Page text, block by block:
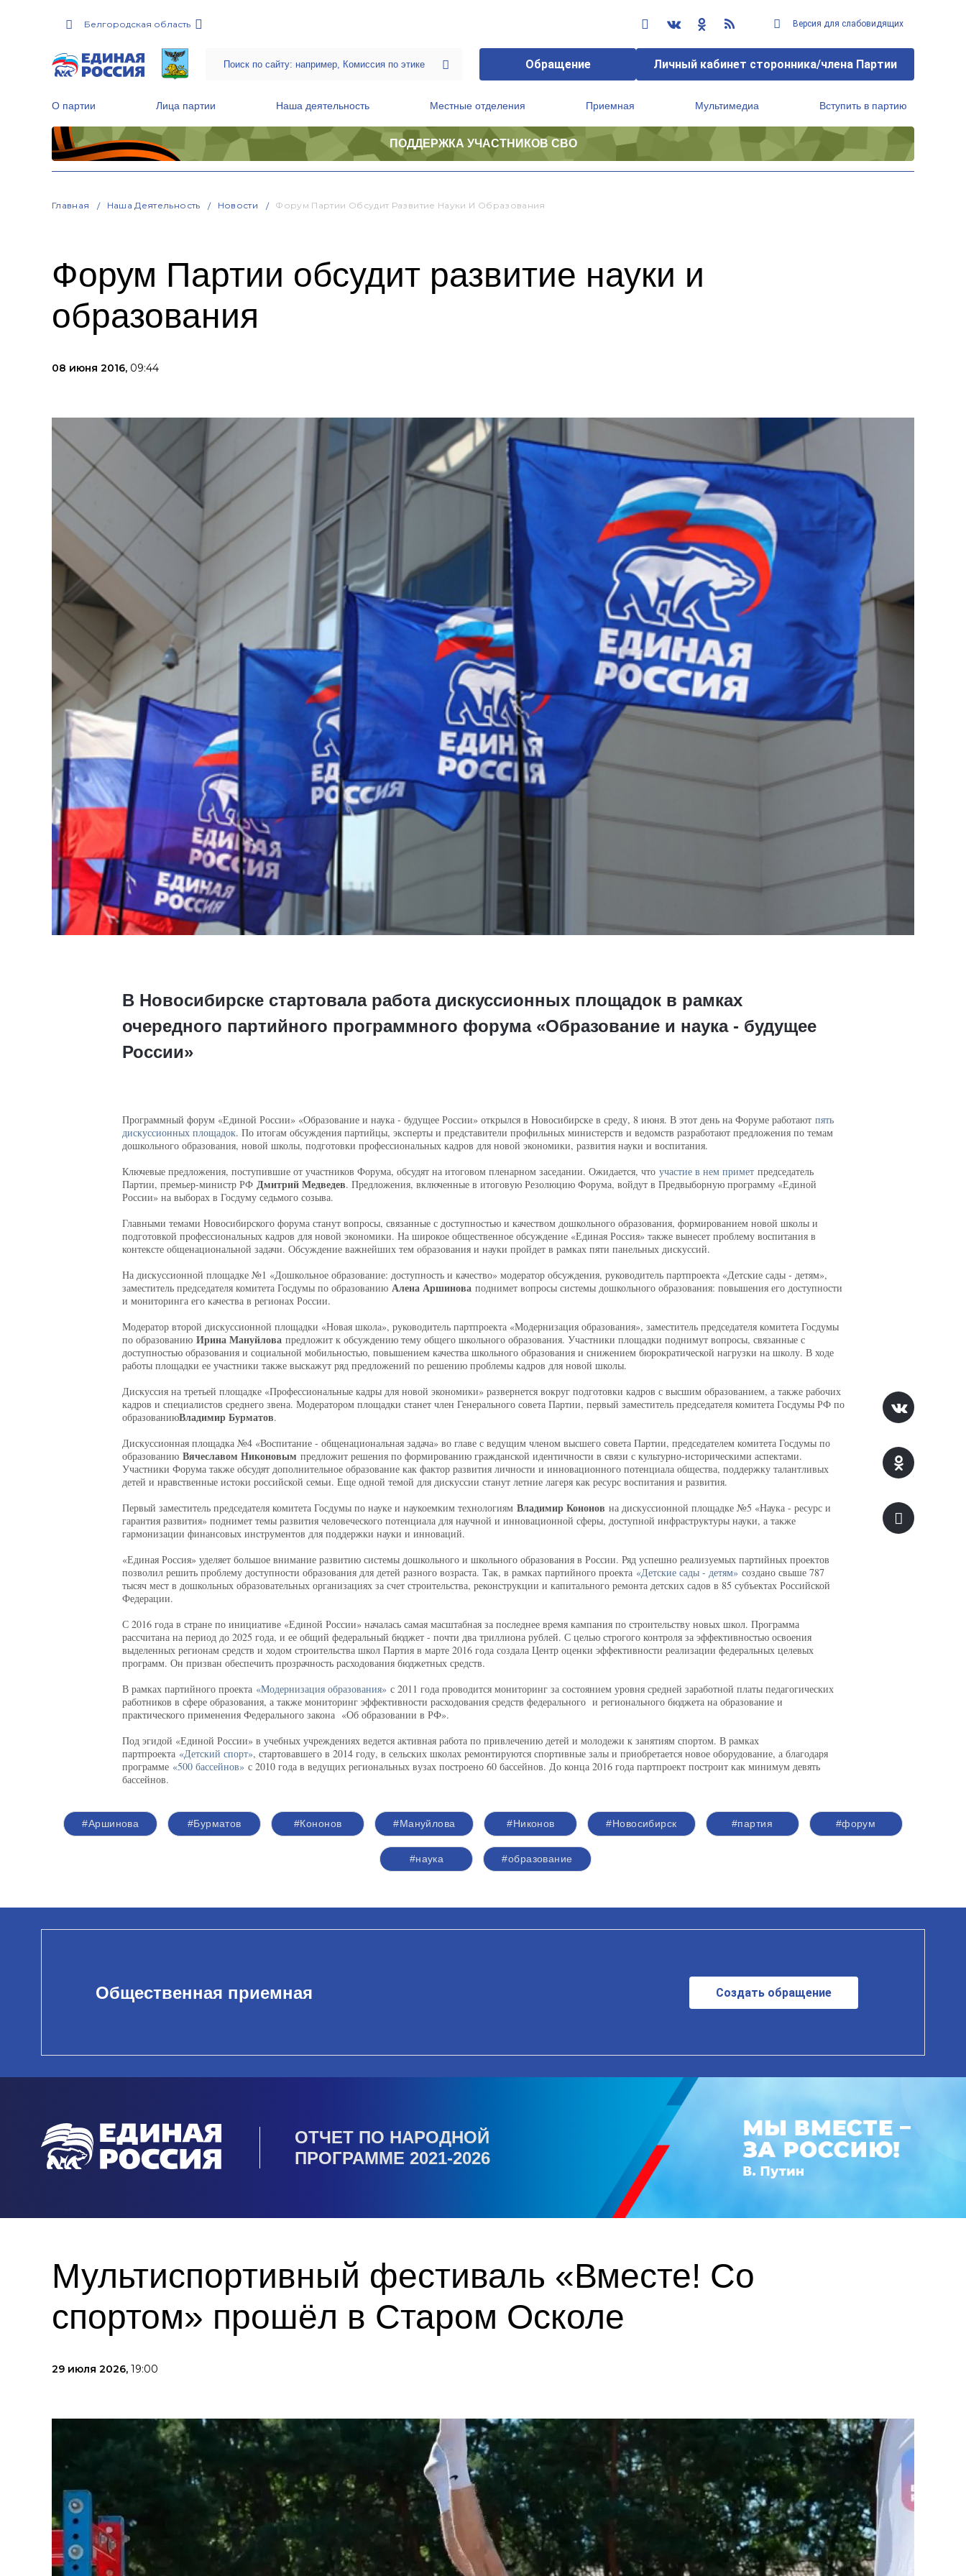
Белгородская область Версия для слабовидящих
Обращение Личный кабинет сторонника/члена Партии
О партии Лица партии Наша деятельность Местные отделения Приемная Мультимедиа Вступить в партию
ПОДДЕРЖКА УЧАСТНИКОВ СВО
Главная Наша Деятельность Новости Форум Партии Обсудит Развитие Науки И Образования
Форум Партии обсудит развитие науки и
образования
08 июня 2016, 09:44
В Новосибирске стартовала работа дискуссионных площадок в рамках
очередного партийного программного форума «Образование и наука - будущее
России»
Программный форум «Единой России» «Образование и наука - будущее России» открылся в Новосибирске в среду, 8 июня. В этот день на Форуме работают пять
дискуссионных площадок. По итогам обсуждения партийцы, эксперты и представители профильных министерств и ведомств разработают предложения по темам
дошкольного образования, новой школы, подготовки профессиональных кадров для новой экономики, развития науки и воспитания.
Ключевые предложения, поступившие от участников Форума, обсудят на итоговом пленарном заседании. Ожидается, что участие в нем приметпредседатель
Партии, премьер-министр РФ Дмитрий Медведев. Предложения, включенные в итоговую Резолюцию Форума, войдут в Предвыборную программу «Единой
России» на выборах в Госдуму седьмого созыва.
Главными темами Новосибирского форума станут вопросы, связанные с доступностью и качеством дошкольного образования, формированием новой школы и
подготовкой профессиональных кадров для новой экономики. На широкое общественное обсуждение «Единая Россия» также вынесет проблему воспитания в
контексте общенациональной задачи. Обсуждение важнейших тем образования и науки пройдет в рамках пяти панельных дискуссий.
На дискуссионной площадке №1 «Дошкольное образование: доступность и качество» модератор обсуждения, руководитель партпроекта «Детские сады - детям»,
заместитель председателя комитета Госдумы по образованию Алена Аршиноваподнимет вопросы системы дошкольного образования: повышения его доступности
и мониторинга его качества в регионах России.
Модератор второй дискуссионной площадки «Новая школа», руководитель партпроекта «Модернизация образования», заместитель председателя комитета Госдумы
по образованию Ирина Мануйловапредложит к обсуждению тему общего школьного образования. Участники площадки поднимут вопросы, связанные с
доступностью образования и социальной мобильностью, повышением качества школьного образования и снижением бюрократической нагрузки на школу. В ходе
работы площадки ее участники также выскажут ряд предложений по решению проблемы кадров для новой школы.
Дискуссия на третьей площадке «Профессиональные кадры для новой экономики» развернется вокруг подготовки кадров с высшим образованием, а также рабочих
кадров и специалистов среднего звена. Модератором площадки станет член Генерального совета Партии, первый заместитель председателя комитета Госдумы РФ по
образованиюВладимир Бурматов.
Дискуссионная площадка №4 «Воспитание - общенациональная задача» во главе с ведущим членом высшего совета Партии, председателем комитета Госдумы по
образованию Вячеславом Никоновым предложит решения по формированию гражданской идентичности в связи с культурно-историческими аспектами.
Участники Форума также обсудят дополнительное образование как фактор развития личности и инновационного потенциала общества, поддержку талантливых
детей и нравственные истоки российской семьи. Еще одной темой для дискуссии станут летние лагеря как ресурс воспитания и развития.
Первый заместитель председателя комитета Госдумы по науке и наукоемким технологиям Владимир Кононов на дискуссионной площадке №5 «Наука - ресурс и
гарантия развития» поднимет темы развития человеческого потенциала для научной и инновационной сферы, доступной инфраструктуры науки, а также
гармонизации финансовых инструментов для поддержки науки и инноваций.
«Единая Россия» уделяет большое внимание развитию системы дошкольного и школьного образования в России. Ряд успешно реализуемых партийных проектов
позволил решить проблему доступности образования для детей разного возраста. Так, в рамках партийного проекта «Детские сады - детям» создано свыше 787
тысяч мест в дошкольных образовательных организациях за счет строительства, реконструкции и капитального ремонта детских садов в 85 субъектах Российской
Федерации.
С 2016 года в стране по инициативе «Единой России» началась самая масштабная за последнее время кампания по строительству новых школ. Программа
рассчитана на период до 2025 года, и ее общий федеральный бюджет - почти два триллиона рублей. С целью строгого контроля за эффективностью освоения
выделенных регионам средств и ходом строительства школ Партия в марте 2016 года создала Центр оценки эффективности реализации федеральных целевых
программ. Он призван обеспечить прозрачность расходования бюджетных средств.
В рамках партийного проекта «Модернизация образования» с 2011 года проводится мониторинг за состоянием уровня средней заработной платы педагогических
работников в сфере образования, а также мониторинг эффективности расходования средств федерального и регионального бюджета на образование и
практического применения Федерального закона «Об образовании в РФ».
Под эгидой «Единой России» в учебных учреждениях ведется активная работа по привлечению детей и молодежи к занятиям спортом. В рамках
партпроекта «Детский спорт», стартовавшего в 2014 году, в сельских школах ремонтируются спортивные залы и приобретается новое оборудование, а благодаря
программе «500 бассейнов» с 2010 года в ведущих региональных вузах построено 60 бассейнов. До конца 2016 года партпроект построит как минимум девять
бассейнов.
#Аршинова #Бурматов #Кононов #Мануйлова #Никонов #Новосибирск #партия #форум
#наука #образование
Общественная приемная Создать обращение
ОТЧЕТ ПО НАРОДНОЙ
ПРОГРАММЕ 2021-2026
Мультиспортивный фестиваль «Вместе! Со
спортом» прошёл в Старом Осколе
29 июля 2026, 19:00